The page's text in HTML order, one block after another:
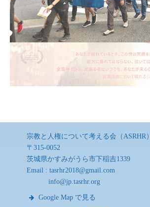
宗教と人権について考える会（ASRHR）
〒315-0052
茨城県かすみがうら市下稲吉1339
Email : tasrhr2018@gmail.com
info@jp.tasrhr.org
Google Map で見る